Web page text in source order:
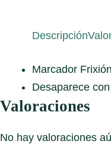
Descripción
Marcador Frixión
Desaparece
Valoraciones
No hay valoraciones